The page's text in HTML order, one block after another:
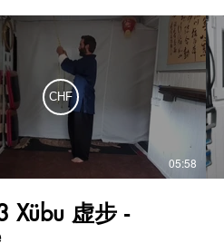
CHF
05:58
Xübu 虚步 -